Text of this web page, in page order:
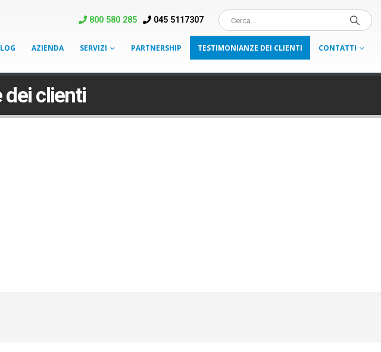
800 580 285 045 5117307
AZIENDA SERVIZI PARTNERSHIP TESTIMONIANZE DEI CLIENTI CONTATTI
clienti